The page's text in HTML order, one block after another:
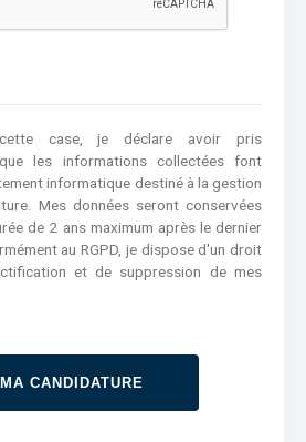
case, je déclare avoir pris
les informations collectées font
informatique destiné à la gestion
Mes données seront conservées
de 2 ans maximum après le dernier
au RGPD, je dispose d'un droit
et de suppression de mes
CANDIDATURE